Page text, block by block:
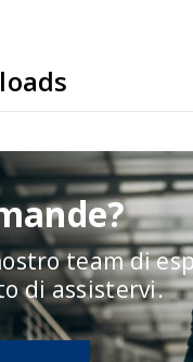
team di
di assistervi.